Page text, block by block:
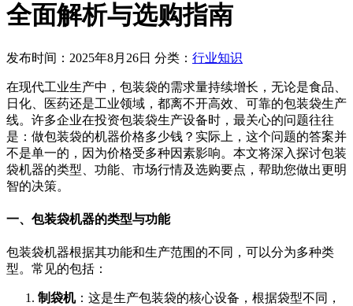
全面解析与选购指南
发布时间：2025年8月26日 分类： 行业知识
在现代工业生产中，包装袋的需求量持续增长，无论是食品、
日化、医药还是工业领域，都离不开高效、可靠的包装袋生产
线。许多企业在投资包装袋生产设备时，最关心的问题往往
是：做包装袋的机器价格多少钱？实际上，这个问题的答案并
不是单一的，因为价格受多种因素影响。本文将深入探讨包装
袋机器的类型、功能、市场行情及选购要点，帮助您做出更明
智的决策。
一、包装袋机器的类型与功能
包装袋机器根据其功能和生产范围的不同，可以分为多种类
型。常见的包括：
制袋机：这是生产包装袋的核心设备，根据袋型不同，